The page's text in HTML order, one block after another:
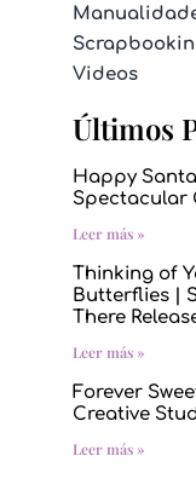
Videos
Últimos
Happy
Spectacular
Leer más »
Thinking of
Butterflies |
There
Leer más »
Forever
Creative
Leer más »